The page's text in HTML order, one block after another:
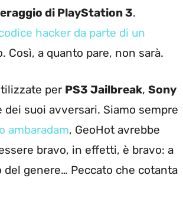
di PlayStation 3.
hacker da parte di un
Così, a quanto pare, non sarà.
per PS3 Jailbreak, Sony
suoi avversari. Siamo sempre
ambaradam, GeoHot avrebbe
bravo, in effetti, è bravo: a
genere… Peccato che cotanta